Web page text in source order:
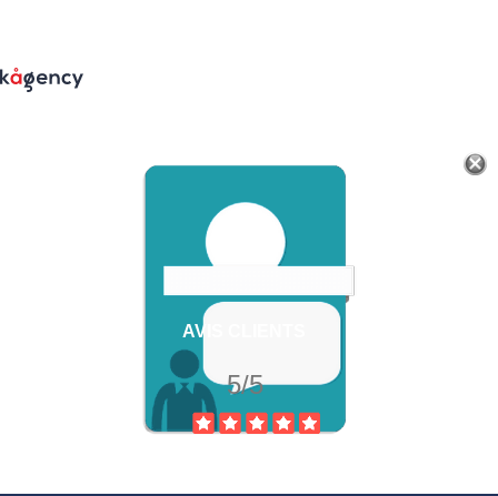
AVIS CLIENTS
5/5